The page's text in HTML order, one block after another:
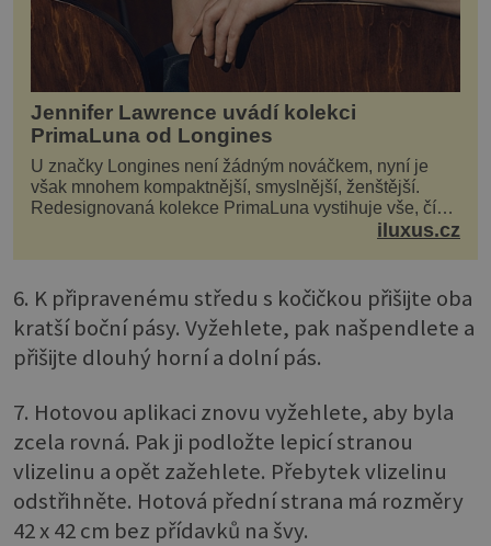
Jennifer Lawrence uvádí kolekci
PrimaLuna od Longines
U značky Longines není žádným nováčkem, nyní je
však mnohem kompaktnější, smyslnější, ženštější.
Redesignovaná kolekce PrimaLuna vystihuje vše, čím
je značka Longines dnes a čím byla i před sto dvacet...
iluxus.cz
6. K připravenému středu s kočičkou přišijte oba
kratší boční pásy. Vyžehlete, pak našpendlete a
přišijte dlouhý horní a dolní pás.
7. Hotovou aplikaci znovu vyžehlete, aby byla
zcela rovná. Pak ji podložte lepicí stranou
vlizelinu a opět zažehlete. Přebytek vlizelinu
odstřihněte. Hotová přední strana má rozměry
42 x 42 cm bez přídavků na švy.